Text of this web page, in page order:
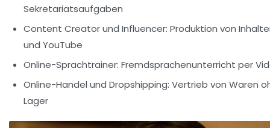
Sekretariatsaufgaben
Content Creator und Influencer: Produktion von
und YouTube
Online-Sprachtrainer: Fremdsprachenunterricht per
Online-Handel und Dropshipping: Vertrieb von Waren
Lager